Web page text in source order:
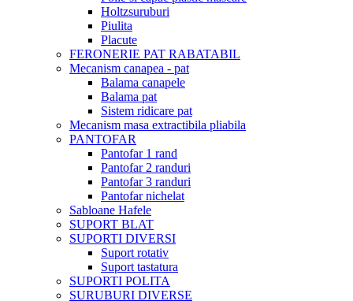
Holtzsuruburi
Piulita
Placute
FERONERIE PAT RABATABIL
Mecanism canapea - pat
Balama canapele
Balama pat
Sistem ridicare pat
Mecanism masa extractibila pliabila
PANTOFAR
Pantofar 1 rand
Pantofar 2 randuri
Pantofar 3 randuri
Pantofar nichelat
Sabloane Hafele
SUPORT BLAT
SUPORTI DIVERSI
Suport rotativ
Suport tastatura
SUPORTI POLITA
SURUBURI DIVERSE